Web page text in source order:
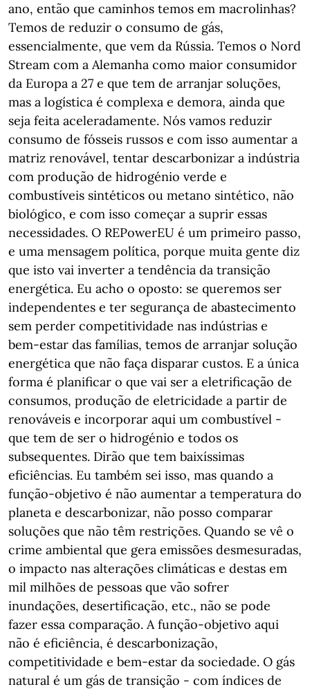
ano, então que caminhos temos em macrolinhas?
Temos de reduzir o consumo de gás,
essencialmente, que vem da Rússia. Temos o Nord
Stream com a Alemanha como maior consumidor
da Europa a 27 e que tem de arranjar soluções,
mas a logística é complexa e demora, ainda que
seja feita aceleradamente. Nós vamos reduzir
consumo de fósseis russos e com isso aumentar a
matriz renovável, tentar descarbonizar a indústria
com produção de hidrogénio verde e
combustíveis sintéticos ou metano sintético, não
biológico, e com isso começar a suprir essas
necessidades. O REPowerEU é um primeiro passo,
e uma mensagem política, porque muita gente diz
que isto vai inverter a tendência da transição
energética. Eu acho o oposto: se queremos ser
independentes e ter segurança de abastecimento
sem perder competitividade nas indústrias e
bem-estar das famílias, temos de arranjar solução
energética que não faça disparar custos. E a única
forma é planificar o que vai ser a eletrificação de
consumos, produção de eletricidade a partir de
renováveis e incorporar aqui um combustível -
que tem de ser o hidrogénio e todos os
subsequentes. Dirão que tem baixíssimas
eficiências. Eu também sei isso, mas quando a
função-objetivo é não aumentar a temperatura do
planeta e descarbonizar, não posso comparar
soluções que não têm restrições. Quando se vê o
crime ambiental que gera emissões desmesuradas,
o impacto nas alterações climáticas e destas em
mil milhões de pessoas que vão sofrer
inundações, desertificação, etc., não se pode
fazer essa comparação. A função-objetivo aqui
não é eficiência, é descarbonização,
competitividade e bem-estar da sociedade. O gás
natural é um gás de transição - com índices de